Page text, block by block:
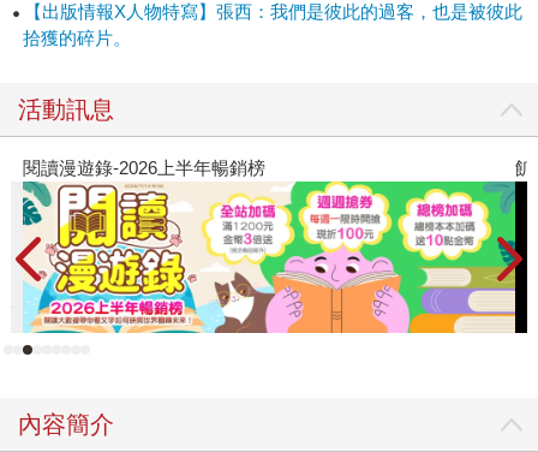
勇敢地走進時空黑洞中，照見他人與自我在生命中的掙扎、
困頓。讓那些深藏於記憶深處的塵埃，在彼此交心的片刻，
己生命中的重量。 當我們遇見一個人，何嘗不是從對方身
上，看見了終其一生中意欲逃避卻又渴望被觸及的自己，多
盼望經過彼此心靈的轉印後，讓曾經的創痛，因被理解而柔
軟，幻化為另一個懂得涵養他人傷痕的心臟。 如同張西所寫
的：「生命並不溫柔，也不會終其一生都荒蕪或華美，我們
是彼此的過客，也是被彼此拾獲的碎片，恆常裡的變數，被
沖散在人海裡的每一個靈魂，只要有人記得，就會發光。」
從《把你的名字曬一曬》到《你走慢了我的時間》，張西從
台灣這塊處處溫情的土地上，汲取了那些受命運、時光催化
這塊土地的人們更緊密相連。 雖然，我們現在還不知道她是
哪一種樹木，但當你遇見張西（或她的文字），一定會被她
【出版情報X人物特寫】張西：我們是彼此的過客，也是被彼此
拾獲的碎片。
活動訊息
飢餓遊戲前傳贈早優券 教
內容簡介